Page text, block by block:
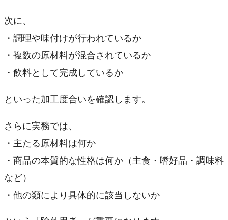
次に、
・調理や味付けが行われているか
・複数の原材料が混合されているか
・飲料として完成しているか
といった加工度合いを確認します。
さらに実務では、
・主たる原材料は何か
・商品の本質的な性格は何か（主食・嗜好品・調味料
など）
・他の類により具体的に該当しないか